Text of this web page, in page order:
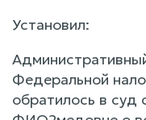
Установил:
Федеральной
обратилось в суд